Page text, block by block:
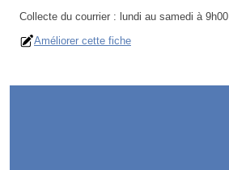
Collecte du courrier : lundi au samedi à 9h00
Améliorer cette fiche